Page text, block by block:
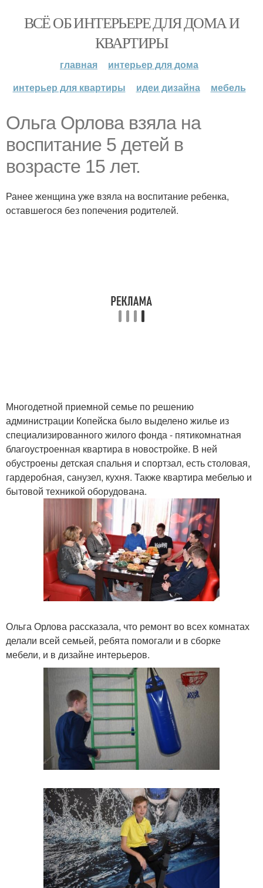
ВСЁ ОБ ИНТЕРЬЕРЕ ДЛЯ ДОМА И
КВАРТИРЫ
главная
интерьер для дома
интерьер для квартиры
идеи дизайна мебель
Ольга Орлова взяла на
воспитание 5 детей в
возрасте 15 лет.
Ранее женщина уже взяла на воспитание ребенка,
оставшегося без попечения родителей.
Многодетной приемной семье по решению
администрации Копейска было выделено жилье из
специализированного жилого фонда - пятикомнатная
благоустроенная квартира в новостройке. В ней
обустроены детская спальня и спортзал, есть столовая,
гардеробная, санузел, кухня. Также квартира мебелью и
бытовой техникой оборудована.
Ольга Орлова рассказала, что ремонт во всех комнатах
делали всей семьей, ребята помогали и в сборке
мебели, и в дизайне интерьеров.